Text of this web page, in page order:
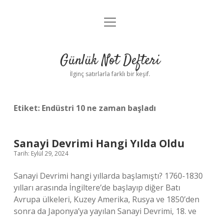
Anasayfa
Yasal Uyarı
menüyü
Günlük Not Defteri
İlginç satırlarla farklı bir keşif.
Etiket: Endüstri 10 ne zaman başladı
Sanayi Devrimi Hangi Yılda Oldu
Tarih: Eylül 29, 2024
Sanayi Devrimi hangi yıllarda başlamıştı? 1760-1830
yılları arasında İngiltere’de başlayıp diğer Batı
Avrupa ülkeleri, Kuzey Amerika, Rusya ve 1850’den
sonra da Japonya’ya yayılan Sanayi Devrimi, 18. ve